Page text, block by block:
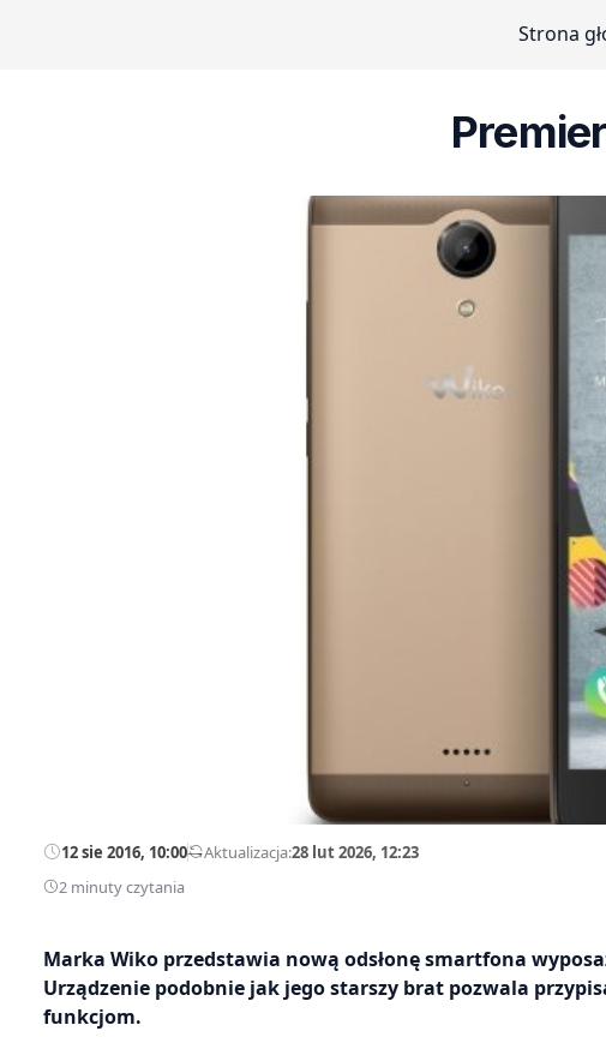
Strona
12 sie 2016, 10:00—Aktualizacja:28 lut 2026, 12:23
2 minuty czytania
Marka Wiko przedstawia nową odsłonę smartfona
Urządzenie podobnie jak jego starszy brat pozwala
funkcjom.